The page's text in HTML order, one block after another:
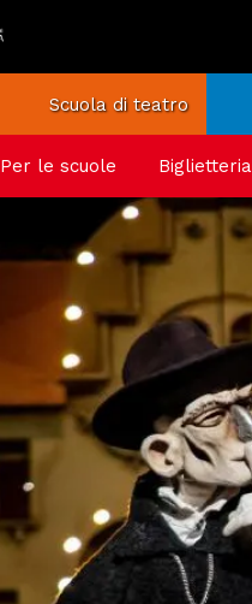
Scuola di teatro
Per le scuole Biglietteria